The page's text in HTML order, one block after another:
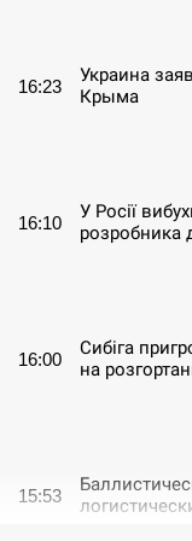
16:23
Украина
Крыма
16:10
У Росії
розробника
16:00
Сибіга
на
15:53